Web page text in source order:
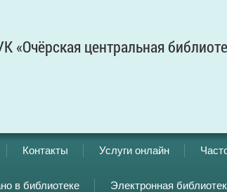
«Очёрская центральная
Контакты Услуги онлайн
в библиотеке Электронная